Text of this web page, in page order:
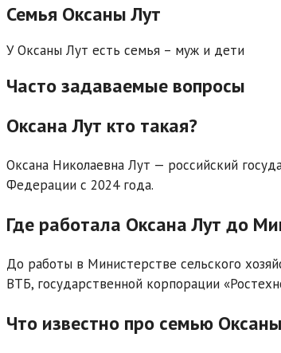
Семья Оксаны Лут
У Оксаны Лут есть семья – муж и дети
Часто задаваемые вопросы
Оксана Лут кто такая?
Оксана Николаевна Лут — российский
Федерации с 2024 года.
Где работала Оксана Лут до
До работы в Министерстве сельского
ВТБ, государственной корпорации
Что известно про семью